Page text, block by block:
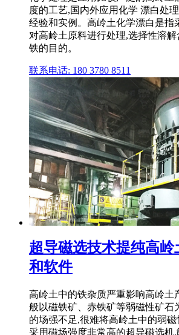
度的工艺,国内外应用化学 漂白处
经验和实例。高岭土化学漂白是指
对高岭土原料进行处理,选择性溶
铁的目的。
联系电话: 180 3780 8511
超导磁选技术提纯高岭
和软件
高岭土中的铁杂质严重影响高岭土
般以磁铁矿、赤铁矿等弱磁性矿石
的场强不足,很难将高岭土中的弱
采用磁场强度非常高的超导磁选机